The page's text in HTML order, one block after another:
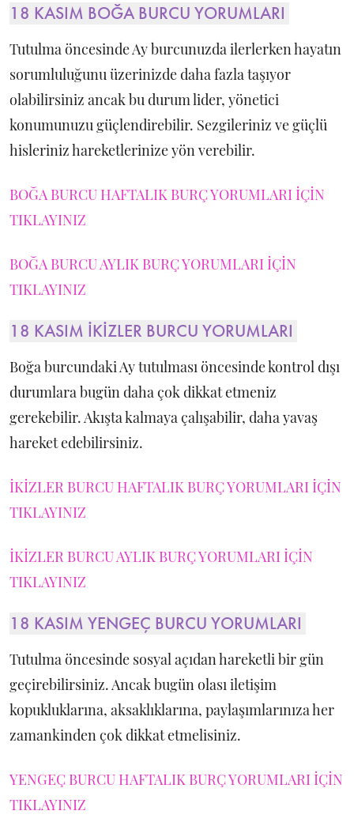
18 KASIM BOĞA BURCU YORUMLARI
Tutulma öncesinde Ay burcunuzda ilerlerken hayatın
sorumluluğunu üzerinizde daha fazla taşıyor
olabilirsiniz ancak bu durum lider, yönetici
konumunuzu güçlendirebilir. Sezgileriniz ve güçlü
hisleriniz hareketlerinize yön verebilir.
BOĞA BURCU HAFTALIK BURÇ YORUMLARI İÇİN
TIKLAYINIZ
BOĞA BURCU AYLIK BURÇ YORUMLARI İÇİN
TIKLAYINIZ
18 KASIM İKİZLER BURCU YORUMLARI
Boğa burcundaki Ay tutulması öncesinde kontrol dışı
durumlara bugün daha çok dikkat etmeniz
gerekebilir. Akışta kalmaya çalışabilir, daha yavaş
hareket edebilirsiniz.
İKİZLER BURCU HAFTALIK BURÇ YORUMLARI İÇİN
TIKLAYINIZ
İKİZLER BURCU AYLIK BURÇ YORUMLARI İÇİN
TIKLAYINIZ
18 KASIM YENGEÇ BURCU YORUMLARI
Tutulma öncesinde sosyal açıdan hareketli bir gün
geçirebilirsiniz. Ancak bugün olası iletişim
kopukluklarına, aksaklıklarına, paylaşımlarınıza her
zamankinden çok dikkat etmelisiniz.
YENGEÇ BURCU HAFTALIK BURÇ YORUMLARI İÇİN
TIKLAYINIZ